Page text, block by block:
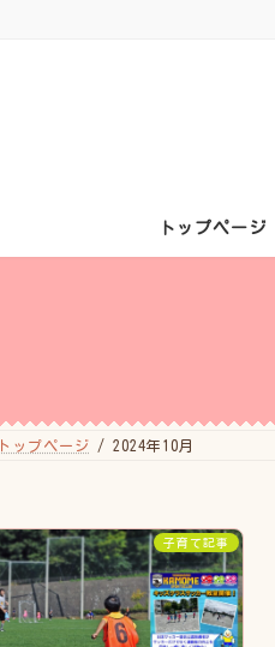
トップページ
トップページ 2024年10月
子育て記事